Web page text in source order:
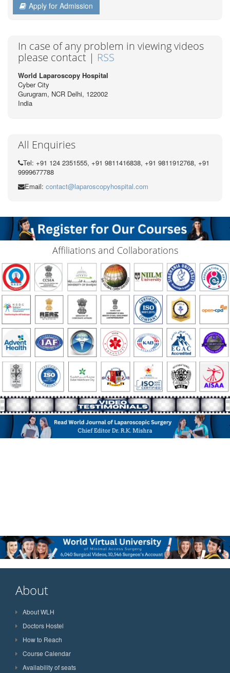
Apply for Admission
In case of any problem in viewing videos
please contact | RSS
World Laparoscopy Hospital
Cyber City
Gurugram, NCR Delhi, 122002
India
All Enquiries
Tel: +91 124 2351555, +91 9811416838, +91 9811912768, +91
9999677788
Email: contact@laparoscopyhospital.com
Affiliations and Collaborations
About
About WLH
Doctors Hostel
How to Reach
Course Calendar
Availability of seats